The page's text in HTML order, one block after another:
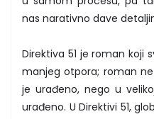
nas narativno dave
Direktiva 51 je roman koji
manjeg otpora; roman
je urađeno, nego u
urađeno. U Direktivi 51,